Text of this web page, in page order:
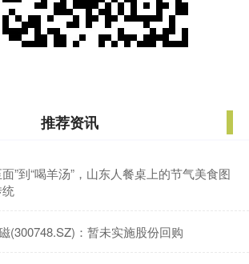
推荐资讯
”到“喝羊汤”，山东人餐桌上的节气美食图
(300748.SZ)：暂未实施股份回购